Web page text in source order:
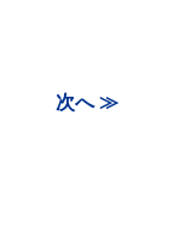
次へ ≫